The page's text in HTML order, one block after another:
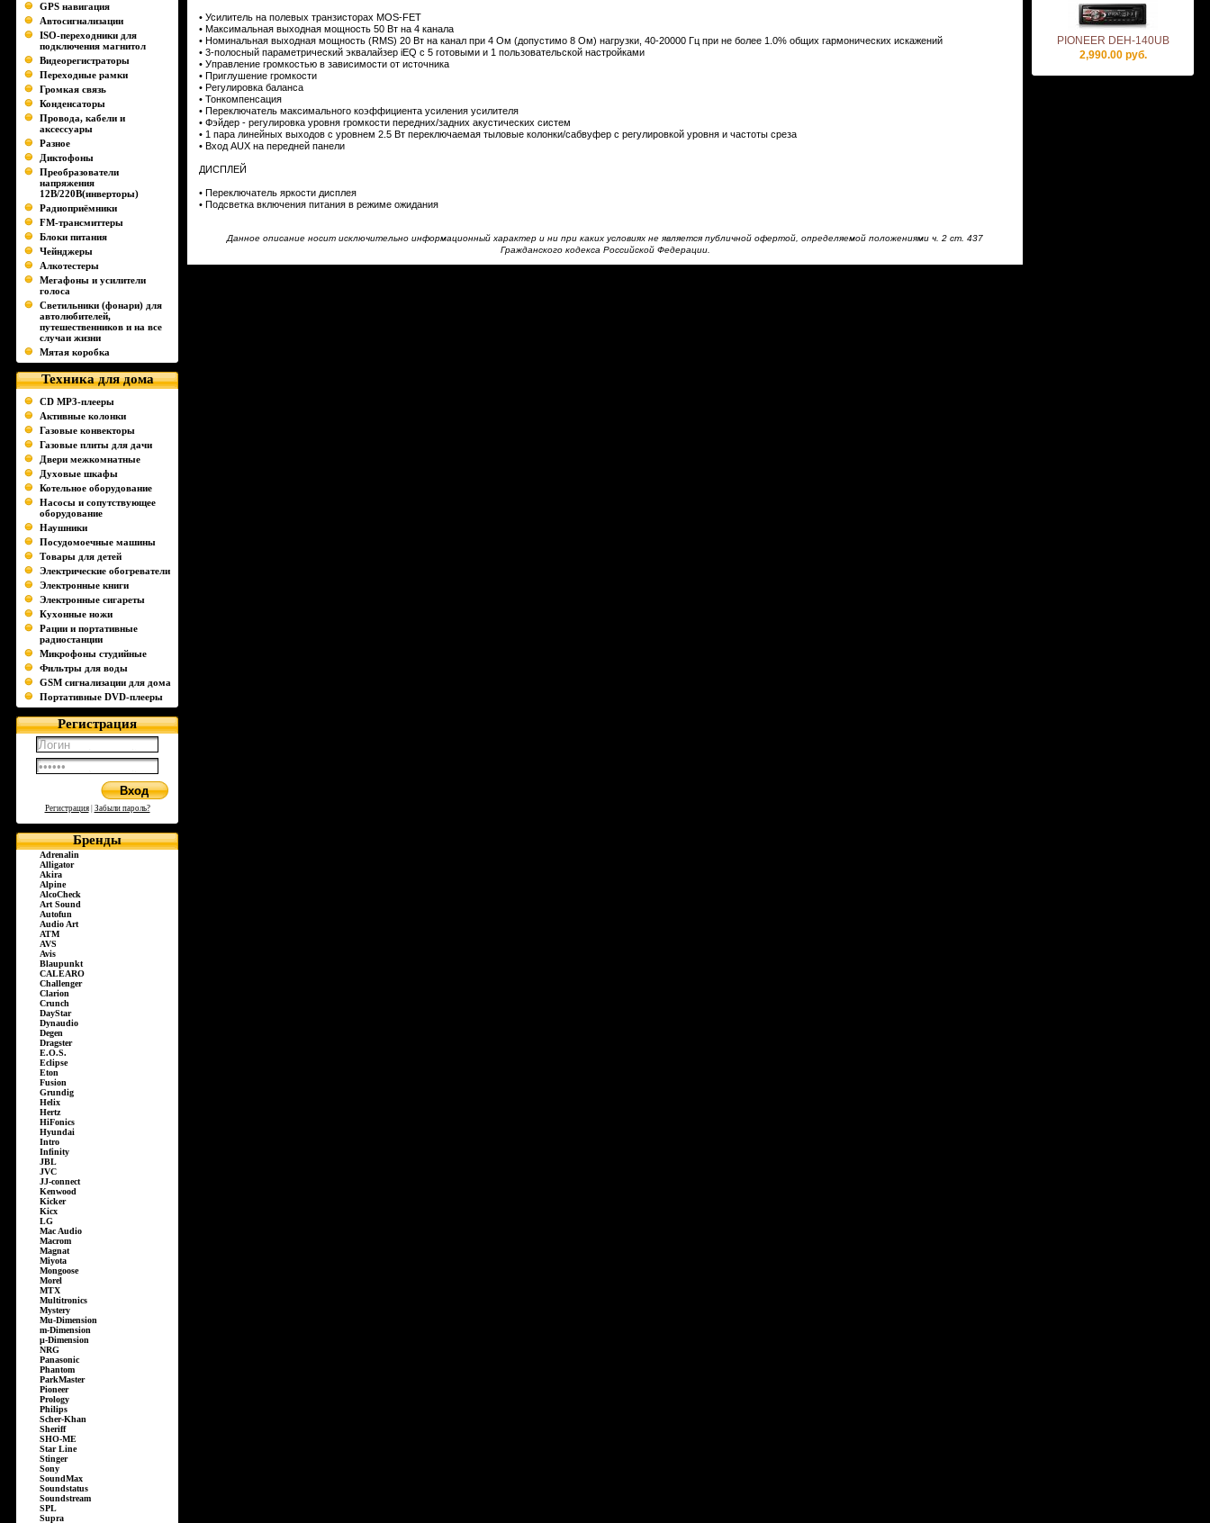
GPS навигация
Автосигнализации
ISO-переходники для
подключения магнитол
Видеорегистраторы
Переходные рамки
Громкая связь
Конденсаторы
Провода, кабели и
аксессуары
Разное
Диктофоны
Преобразователи
напряжения
12В/220В(инверторы)
Радиоприёмники
FM-трансмиттеры
Блоки питания
Чейнджеры
Алкотестеры
Мегафоны и усилители
голоса
Светильники (фонари) для
автолюбителей,
путешественников и на все
случаи жизни
Мятая коробка
Техника для дома
CD MP3-плееры
Активные колонки
Газовые конвекторы
Газовые плиты для дачи
Двери межкомнатные
Духовые шкафы
Котельное оборудование
Насосы и сопутствующее
оборудование
Наушники
Посудомоечные машины
Товары для детей
Электрические обогреватели
Электронные книги
Электронные сигареты
Кухонные ножи
Рации и портативные
радиостанции
Микрофоны студийные
Фильтры для воды
GSM сигнализации для дома
Портативные DVD-плееры
Регистрация
Регистрация| Забыли пароль?
Бренды
Adrenalin
Alligator
Akira
Alpine
AlcoCheck
Art Sound
Autofun
Audio Art
ATM
AVS
Avis
Blaupunkt
CALEARO
Challenger
Clarion
Crunch
DayStar
Dynaudio
Degen
Dragster
E.O.S.
Eclipse
Eton
Fusion
Grundig
Helix
Hertz
HiFonics
Hyundai
Intro
Infinity
JBL
JVC
JJ-connect
Kenwood
Kicker
Kicx
LG
Mac Audio
Macrom
Magnat
Miyota
Mongoose
Morel
MTX
Multitronics
Mystery
Mu-Dimension
m-Dimension
µ-Dimension
NRG
Panasonic
Phantom
ParkMaster
Pioneer
Prology
Philips
Scher-Khan
Sheriff
SHO-ME
Star Line
Stinger
Sony
SoundMax
Soundstatus
Soundstream
SPL
Supra
• Усилитель на полевых транзисторах MOS-FET
• Максимальная выходная мощность 50 Вт на 4 канала
• Номинальная выходная мощность (RMS) 20 Вт на канал при 4 Ом (допустимо 8 Ом) нагрузки, 40-20000 Гц при не более 1.0% общих гармонических искажений
• 3-полосный параметрический эквалайзер iEQ с 5 готовыми и 1 пользовательской настройками
• Управление громкостью в зависимости от источника
• Приглушение громкости
• Регулировка баланса
• Тонкомпенсация
• Переключатель максимального коэффициента усиления усилителя
• Фэйдер - регулировка уровня громкости передних/задних акустических систем
• 1 пара линейных выходов c уровнем 2.5 Вт переключаемая тыловые колонки/сабвуфер с регулировкой уровня и частоты среза
• Вход AUX на передней панели
ДИСПЛЕЙ
• Переключатель яркости дисплея
• Подсветка включения питания в режиме ожидания
Данное описание носит исключительно информационный характер и ни при каких условиях не является публичной офертой, определяемой положениями ч. 2 ст. 437
Гражданского кодекса Российской Федерации.
PIONEER DEH-140UB
2,990.00 руб.